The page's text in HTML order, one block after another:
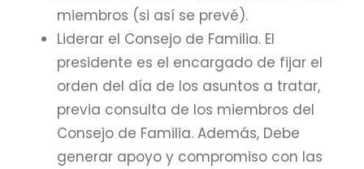
miembros (si así se prevé).
Liderar el Consejo de Familia. El
presidente es el encargado de fijar el
orden del día de los asuntos a tratar,
previa consulta de los miembros del
Consejo de Familia. Además, Debe
generar apoyo y compromiso con las